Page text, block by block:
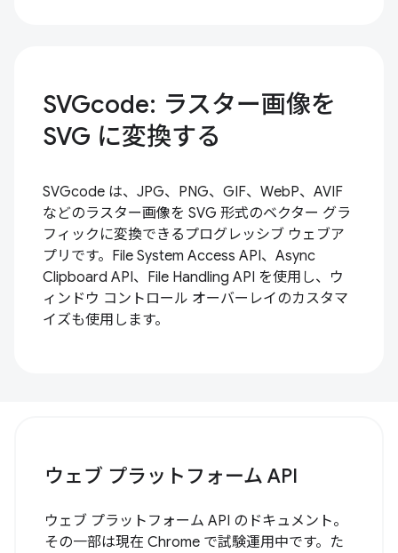
SVGcode: ラスター画像を
SVG に変換する
SVGcode は、JPG、PNG、GIF、WebP、AVIF
などのラスター画像を SVG 形式のベクター グラ
フィックに変換できるプログレッシブ ウェブア
プリです。File System Access API、Async
Clipboard API、File Handling API を使用し、ウ
ィンドウ コントロール オーバーレイのカスタマ
イズも使用します。
ウェブ プラットフォーム API
ウェブ プラットフォーム API のドキュメント。
その一部は現在 Chrome で試験運用中です。た